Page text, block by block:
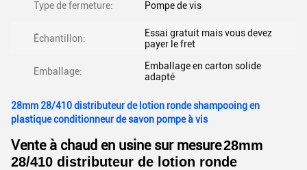
Type de fermeture: Pompe de vis
Échantillon:
Essai gratuit mais vous devez
payer le fret
Emballage:
Emballage en carton solide
adapté
28mm 28/410 distributeur de lotion ronde shampooing en
plastique conditionneur de savon pompe à vis
Vente à chaud en usine sur mesure28mm
28/410 distributeur de lotion ronde